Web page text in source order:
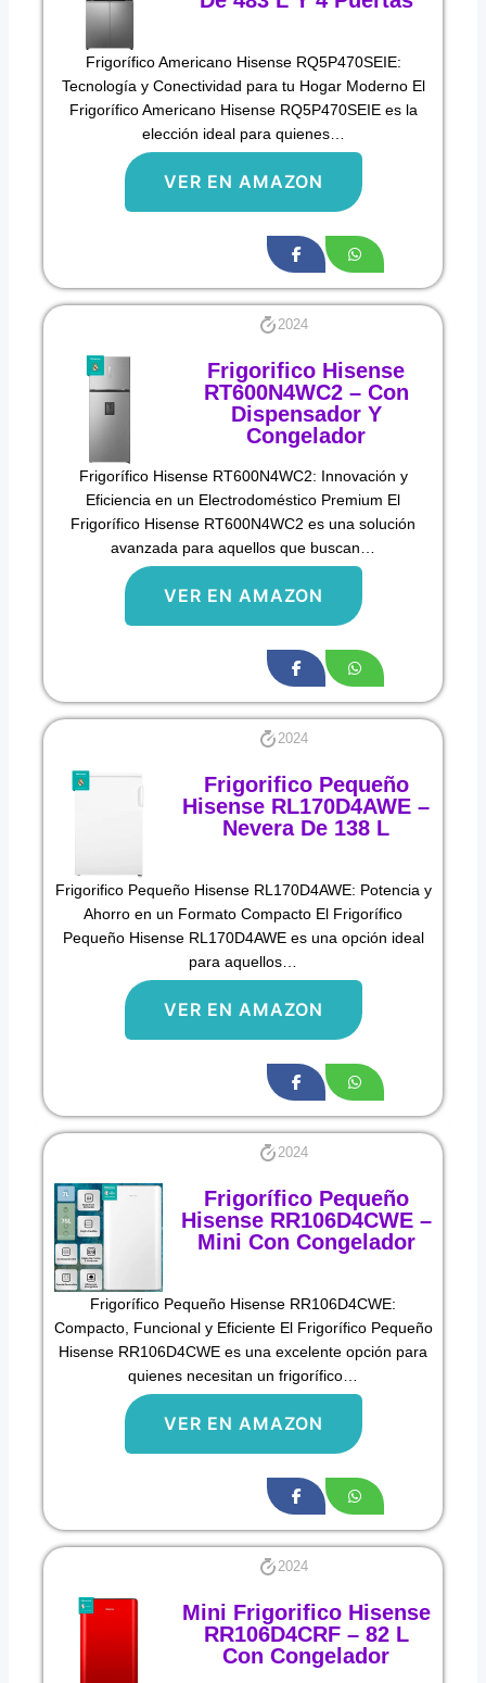
Frigorífico Americano Hisense RQ5P470SEIE:
Tecnología y Conectividad para tu Hogar Moderno El
Frigorífico Americano Hisense RQ5P470SEIE es la
elección ideal para quienes…
VER EN AMAZON
2024
Frigorifico Hisense
RT600N4WC2 – Con
Dispensador Y
Congelador
Frigorífico Hisense RT600N4WC2: Innovación y
Eficiencia en un Electrodoméstico Premium El
Frigorífico Hisense RT600N4WC2 es una solución
avanzada para aquellos que buscan…
VER EN AMAZON
2024
Frigorifico Pequeño
Hisense RL170D4AWE –
Nevera De 138 L
Frigorifico Pequeño Hisense RL170D4AWE: Potencia y
Ahorro en un Formato Compacto El Frigorífico
Pequeño Hisense RL170D4AWE es una opción ideal
para aquellos…
VER EN AMAZON
2024
Frigorífico Pequeño
Hisense RR106D4CWE –
Mini Con Congelador
Frigorífico Pequeño Hisense RR106D4CWE:
Compacto, Funcional y Eficiente El Frigorífico Pequeño
Hisense RR106D4CWE es una excelente opción para
quienes necesitan un frigorífico…
VER EN AMAZON
2024
Mini Frigorifico Hisense
RR106D4CRF – 82 L
Con Congelador